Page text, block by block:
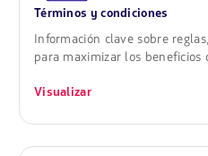
Términos y condiciones
Información clave sobre
para maximizar los beneficios
Visualizar